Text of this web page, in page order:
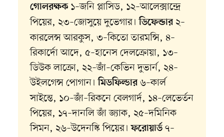
গোলরক্ষক১–জনি প্লাসিড, ১২–আলেক্সান্দ্রে
পিয়ের, ২৩–জোসুয়ে দুভেগার।ডিফেন্ডার২–
কারলেন্স আরকুস, ৩–কিতো তারমন্সি, ৪–
রিকার্দো আদে, ৫–হানেস দেলক্রোয়া, ১৩–
ডিউক লাক্রো, ২২–জাঁ–কেভিন দুভার্ন, ২৪–
উইলগেন্স পোগান।মিডফিল্ডার৬–কার্ল
সাইন্তে, ১০–জাঁ–রিকনে বেলগার্দ, ১৪–লেভের্তন
পিয়ের, ১৭–দানলি জাঁ জ্যাক, ২৫–দমিনিক
সিমন, ২৬–উদেনস্কি পিয়ের।ফরোয়ার্ড৭–